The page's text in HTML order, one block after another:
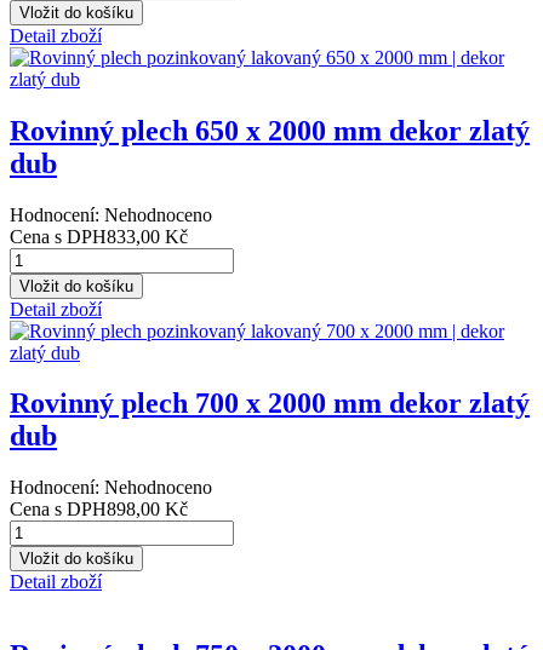
Hodnocení: Nehodnoceno
Cena s DPH
Rovinný plech 600 x 2000 mm dekor zlatý
dub
Hodnocení: Nehodnoceno
Cena s DPH
Rovinný plech 650 x 2000 mm dekor zlatý
dub
Hodnocení: Nehodnoceno
Cena s DPH